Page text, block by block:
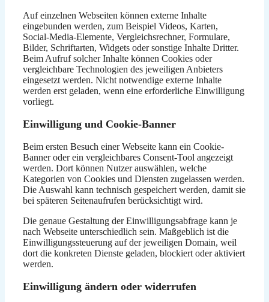
Auf einzelnen Webseiten können externe Inhalte
eingebunden werden, zum Beispiel Videos, Karten,
Social-Media-Elemente, Vergleichsrechner, Formulare,
Bilder, Schriftarten, Widgets oder sonstige Inhalte Dritter.
Beim Aufruf solcher Inhalte können Cookies oder
vergleichbare Technologien des jeweiligen Anbieters
eingesetzt werden. Nicht notwendige externe Inhalte
werden erst geladen, wenn eine erforderliche Einwilligung
vorliegt.
Einwilligung und Cookie-Banner
Beim ersten Besuch einer Webseite kann ein Cookie-
Banner oder ein vergleichbares Consent-Tool angezeigt
werden. Dort können Nutzer auswählen, welche
Kategorien von Cookies und Diensten zugelassen werden.
Die Auswahl kann technisch gespeichert werden, damit sie
bei späteren Seitenaufrufen berücksichtigt wird.
Die genaue Gestaltung der Einwilligungsabfrage kann je
nach Webseite unterschiedlich sein. Maßgeblich ist die
Einwilligungssteuerung auf der jeweiligen Domain, weil
dort die konkreten Dienste geladen, blockiert oder aktiviert
werden.
Einwilligung ändern oder widerrufen